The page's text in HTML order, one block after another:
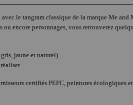
le tangram classique de la marque Me
encore personnages, vous retrouverez
jaune et naturel)
certifiés PEFC, peintures écologiques